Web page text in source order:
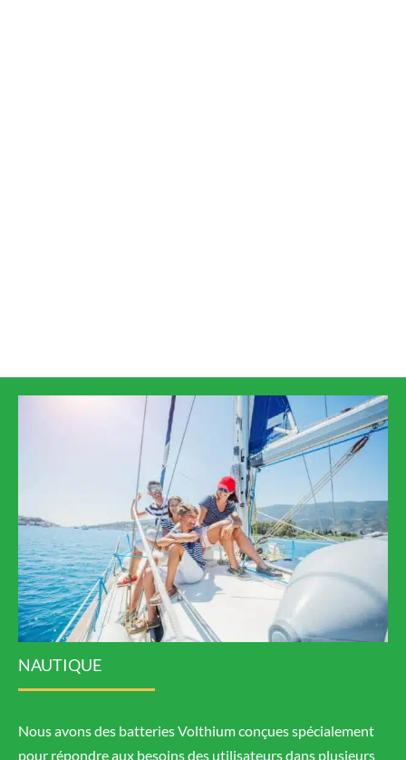
NAUTIQUE
Nous avons des batteries Volthium conçues spécialement
pour répondre aux besoins des utilisateurs dans plusieurs